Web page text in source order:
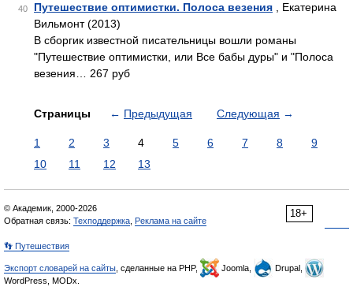
40 Путешествие оптимистки. Полоса везения , Екатерина
Вильмонт (2013)
В сборгик известной писательницы вошли романы
"Путешествие оптимистки, или Все бабы дуры" и "Полоса
везения… 267 руб
Страницы ← Предыдущая Следующая →
1 2 3 4 5 6 7 8
9
10
11 12 13
18+
© Академик, 2000-2026
Обратная связь: Техподдержка Реклама на сайте
👣 Путешествия
Экспорт словарей на сайты , сделанные на PHP, Joomla,
Drupal,
WordPress, MODx.